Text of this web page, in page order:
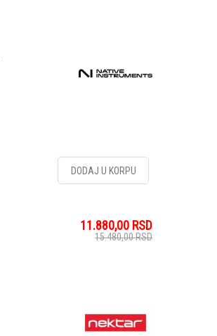
DODAJ U KORPU
11.880,00 RSD
15.480,00RSD